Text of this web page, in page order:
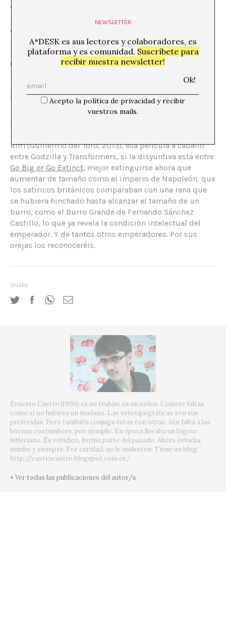
Williams o el desodorante Axe para salir a matar esta
noche, es la que financia las exposiciones temporales
en la famosa sala de las turbinas de la Tate Modern en
Londres. Y no me extiendo más, que para eso mi padre
ha escrito un libro bautizado Contra el bienalismo
(Akal, 2012), para que no tenga que venir yo ahora a
repetir la palabra de mi progenitor como, hacerme
pasar por su ἄγγελος y terminar crucificado como quien
tú sabes.
En conclusión: si el circuito artístico se arrodilla ante la
máxima del gigantismo, o como dice el lema de Pacific
Rim (Guillermo del Toro, 2013), esa película a caballo
entre Godzilla y Transformers, si la disyuntiva está entre
Go Big or Go Extinct, mejor extinguirse ahora que
aumentar de tamaño como el imperio de Napoleón, que
los satíricos británicos comparaban con una rana que
se hubiera hinchado hasta alcanzar el tamaño de un
burro, como el Burro Grande de Fernando Sánchez
Castillo, lo que ya revela la condición intelectual del
emperador. Y de tantos otros emperadores. Por sus
orejas los reconoceréis.
SHARE
Ernesto Castro (1990) es un truhán, es un señor. Comete faltas
como si no hubiera un mañana. Las ortotipográficas son sus
preferidas. Pero también conjuga éstas con otras. Aún falta a las
buenas costumbres, por ejemplo. En época llevaba un bigote
hitleriano. Es verídico, forma parte del pasado. Ahora estudia,
mucho y siempre. Por caridad, no le molesten. Tiene un blog:
http://castracastro.blogspot.com.es/
+ Ver todas las publicaciones del autor/a
NEWSLETTER
A*DESK es sus lectores y colaboradores, es
plataforma y es comunidad. Suscríbete para
recibir nuestra newsletter!
Acepto la política de privacidad y recibir
vuestros mails.